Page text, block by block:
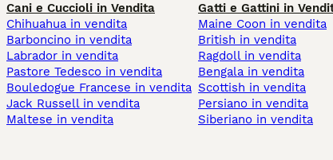
Cani e Cuccioli in Vendita
Chihuahua in vendita
Barboncino in vendita
Labrador in vendita
Pastore Tedesco in vendita
Bouledogue Francese in vendita
Jack Russell in vendita
Maltese in vendita
Gatti e Gattini in
Maine Coon in vendita
British in vendita
Ragdoll in vendita
Bengala in vendita
Scottish in vendita
Persiano in vendita
Siberiano in vendita